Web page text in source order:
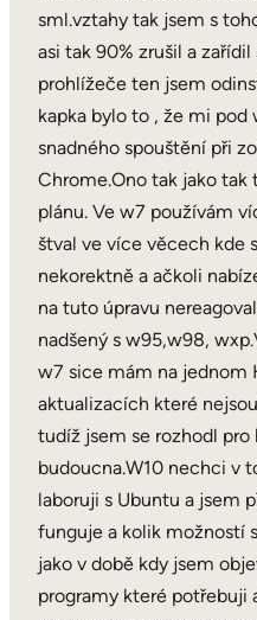
sml.vztahy tak jsem s
asi tak 90% zrušil a
prohlížeče ten jsem
kapka bylo to , že mi
snadného spouštění při
Chrome.Ono tak jako tak
plánu. Ve w7 používám
štval ve více věcech kde
nekorektně a ačkoli
na tuto úpravu
nadšený s w95,w98,
w7 sice mám na jednom
aktualizacích které
tudíž jsem se rozhodl pro
budoucna.W10 nechci v
laboruji s Ubuntu a jsem
funguje a kolik možností
jako v době kdy jsem
programy které potřebuji